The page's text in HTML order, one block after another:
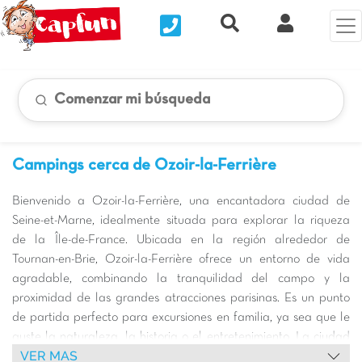
Nous contacterRecherche rapide
Mi
Comenzar mi búsqueda
Campings cerca de Ozoir-la-Ferrière
Bienvenido a Ozoir-la-Ferrière, una encantadora ciudad de
Seine-et-Marne, idealmente situada para explorar la riqueza
de la Île-de-France. Ubicada en la región alrededor de
Tournan-en-Brie, Ozoir-la-Ferrière ofrece un entorno de vida
agradable, combinando la tranquilidad del campo y la
proximidad de las grandes atracciones parisinas. Es un punto
de partida perfecto para excursiones en familia, ya sea que le
guste la naturaleza, la historia o el entretenimiento. La ciudad
en sí ofrece espacios verdes y un ambiente propicio para la
VER MAS